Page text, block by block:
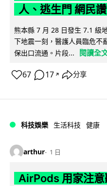
人、逃生門 網民
熊本縣 7 月 28 日發生 7.1 級
下地震一刻，醫護人員臨危不
保出口流通。片段...
閱讀全
67 17 ↗ 分享
科技娛樂 生活科技 健康
arthur 1 日
AirPods 用家注意